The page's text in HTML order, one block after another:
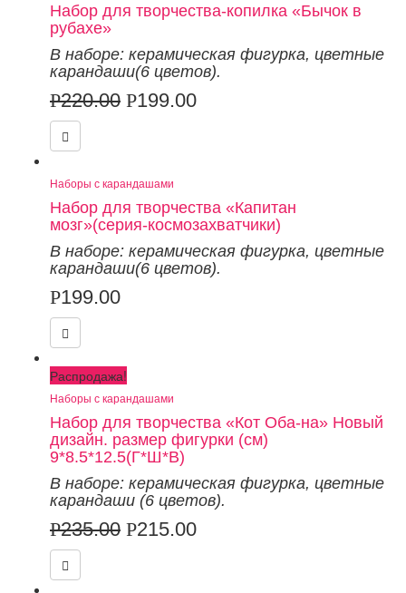
Набор для творчества-копилка «Бычок в
рубахе»
В наборе: керамическая фигурка, цветные
карандаши(6 цветов).
Р220.00 Р199.00
Наборы с карандашами
Набор для творчества «Капитан
мозг»(серия-космозахватчики)
В наборе: керамическая фигурка, цветные
карандаши(6 цветов).
Р199.00
Распродажа!
Наборы с карандашами
Набор для творчества «Кот Оба-на» Новый
дизайн. размер фигурки (см)
9*8.5*12.5(Г*Ш*В)
В наборе: керамическая фигурка, цветные
карандаши (6 цветов).
Р235.00 Р215.00